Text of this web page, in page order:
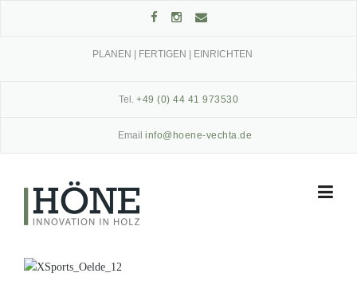
PLANEN | FERTIGEN | EINRICHTEN
Tel. +49 (0) 44 41 973530
Email info@hoene-vechta.de